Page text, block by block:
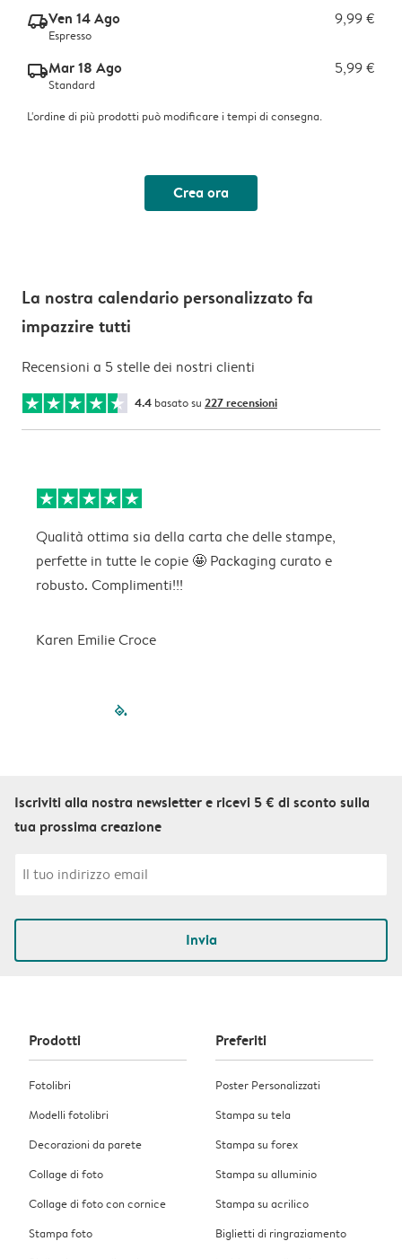
delivery_express_v2Ven 14 Ago 9,99 €
Espresso
delivery_standard_v2Mar 18 Ago 5,99 €
Standard
L'ordine di più prodotti può modificare i tempi di consegna.
Crea ora
La nostra calendario personalizzato fa
impazzire tutti
Recensioni a 5 stelle dei nostri clienti
4.4 basato su 227 recensioni
Qualità ottima sia della carta che delle stampe,
perfette in tutte le copie 🤩 Packaging curato e
robusto. Complimenti!!!
Karen Emilie Croce
filled-pagination
Iscriviti alla nostra newsletter e ricevi 5 € di sconto sulla
tua prossima creazione
Invia
Prodotti
Fotolibri
Modelli fotolibri
Decorazioni da parete
Collage di foto
Collage di foto con cornice
Stampa foto
Preferiti
Poster Personalizzati
Stampa su tela
Stampa su forex
Stampa su alluminio
Stampa su acrilico
Biglietti di ringraziamento